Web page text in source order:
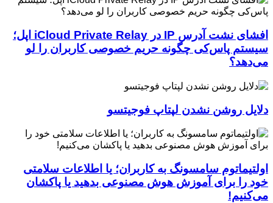
افشای نشت آدرس IP در iCloud Private Relay اپل؛
سیستم پاس‌کی چگونه حریم خصوصی کاربران را لو
می‌دهد؟
دلایل روشن نشدن لپتاپ فوجیتسو
اولتیماتوم سامسونگ به کاربران؛ یا اطلاعات سلامتی
خود را برای آموزش هوش مصنوعی بدهید یا پاکشان
می‌کنیم!